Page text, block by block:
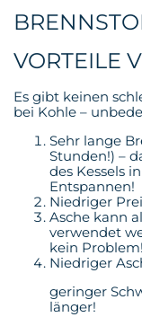
VORTEILE
Es gibt keinen
bei Kohle –
Sehr lange
Stunden!) –
des Kessels
Entspannen!
Niedriger
Asche kann
verwendet
kein Problem!
Niedriger
geringer
länger!